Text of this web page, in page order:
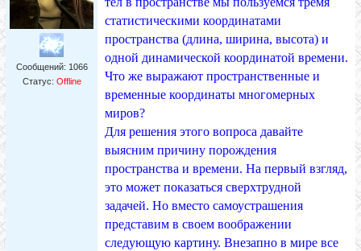
Сообщений: 1066
Статус: Offline
статистическими координатами
пространства (длина, ширина, высота) и
одной динамической координатой времени.
Что же выражают пространственные и
временные координаты многомерных
миров?
Для решения этого вопроса давайте
выясним причину порождения
пространства и времени. На первый взгляд,
это может показаться сверхтрудной
задачей. Но вместо самоустрашения
представим в своем воображении
следующую картину. Внезапно в мире все